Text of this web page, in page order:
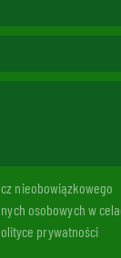
nieobowiązkowego
osobowych w
prywatności